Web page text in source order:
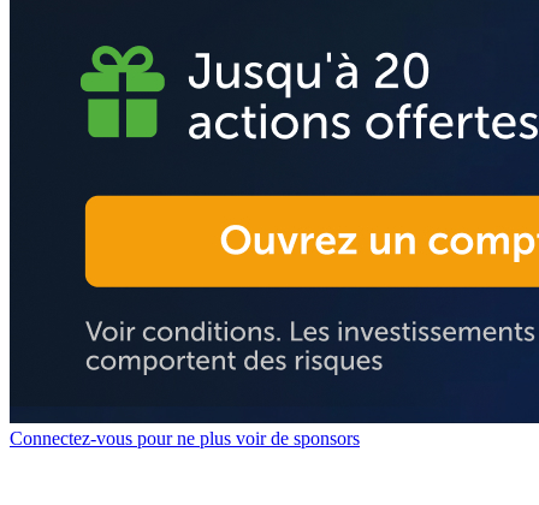
Connectez-vous pour ne plus voir de sponsors